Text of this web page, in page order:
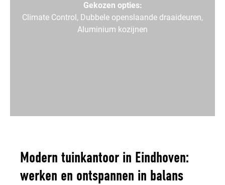
Gekozen opties:
Climate Control, Dubbele openslaande draaideuren,
Aluminium kozijnen
Modern tuinkantoor in Eindhoven:
werken en ontspannen in balans